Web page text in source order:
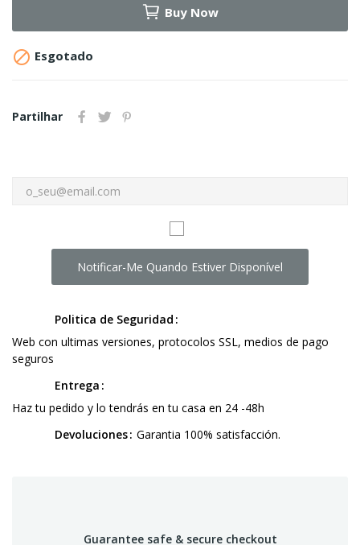
Buy Now
 Esgotado
Partilhar
Notificar-Me Quando Estiver Disponível
Politica de Seguridad
Web con ultimas versiones, protocolos SSL, medios de pago
seguros
Entrega
Haz tu pedido y lo tendrás en tu casa en 24 -48h
Devoluciones Garantia 100% satisfacción.
Guarantee safe & secure checkout